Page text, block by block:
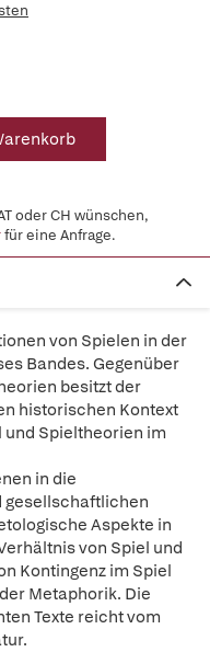
oder CH wünschen,
für eine Anfrage.
von Spielen in der
Bandes. Gegenüber
besitzt der
historischen Kontext
Spieltheorien im
in die
gesellschaftlichen
Aspekte in
von Spiel und
Kontingenz im Spiel
Metaphorik. Die
Texte reicht vom